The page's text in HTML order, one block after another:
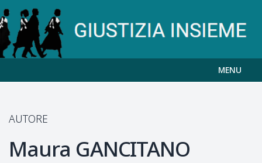
MENU
AUTORE
Maura GANCITANO